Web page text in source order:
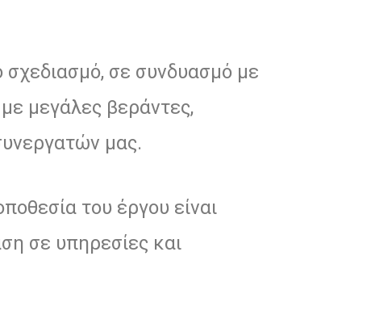
σχεδιασμό, σε συνδυασμό με
μεγάλες βεράντες,
μας.
του έργου είναι
σε υπηρεσίες και